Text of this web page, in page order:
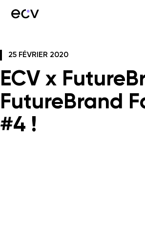
25 FÉVRIER 2020
ECV x
FutureBrand
#4 !